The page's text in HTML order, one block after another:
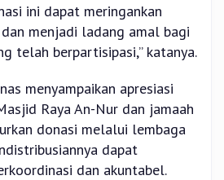
ini dapat meringankan
menjadi ladang amal bagi
telah berpartisipasi,” katanya.
menyampaikan apresiasi
Raya An-Nur dan jamaah
donasi melalui lembaga
dapat
dan akuntabel.